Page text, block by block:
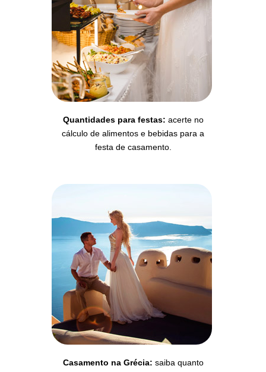
Quantidades para festas: acerte no
cálculo de alimentos e bebidas para a
festa de casamento.
Casamento na Grécia: saiba quanto